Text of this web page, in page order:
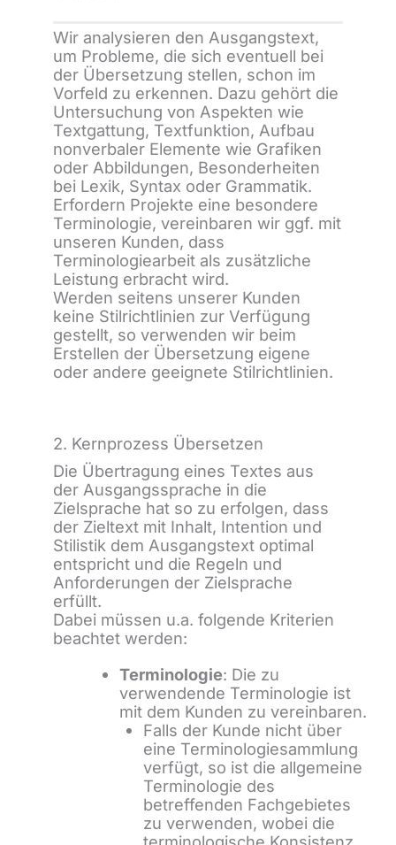
Wir analysieren den Ausgangstext,
um Probleme, die sich eventuell bei
der Übersetzung stellen, schon im
Vorfeld zu erkennen. Dazu gehört die
Untersuchung von Aspekten wie
Textgattung, Textfunktion, Aufbau
nonverbaler Elemente wie Grafiken
oder Abbildungen, Besonderheiten
bei Lexik, Syntax oder Grammatik.
Erfordern Projekte eine besondere
Terminologie, vereinbaren wir ggf. mit
unseren Kunden, dass
Terminologiearbeit als zusätzliche
Leistung erbracht wird.
Werden seitens unserer Kunden
keine Stilrichtlinien zur Verfügung
gestellt, so verwenden wir beim
Erstellen der Übersetzung eigene
oder andere geeignete Stilrichtlinien.
2. Kernprozess Übersetzen
Die Übertragung eines Textes aus
der Ausgangssprache in die
Zielsprache hat so zu erfolgen, dass
der Zieltext mit Inhalt, Intention und
Stilistik dem Ausgangstext optimal
entspricht und die Regeln und
Anforderungen der Zielsprache
erfüllt.
Dabei müssen u.a. folgende Kriterien
beachtet werden:
Terminologie: Die zu
verwendende Terminologie ist
mit dem Kunden zu vereinbaren.
Falls der Kunde nicht über
eine Terminologiesammlung
verfügt, so ist die allgemeine
Terminologie des
betreffenden Fachgebietes
zu verwenden, wobei die